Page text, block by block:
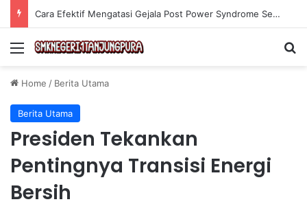
Cara Efektif Mengatasi Gejala Post Power Syndrome Setelah Pensiun Kerja
Menu
Home / Berita Utama
Berita Utama
Presiden Tekankan
Pentingnya Transisi Energi
Bersih